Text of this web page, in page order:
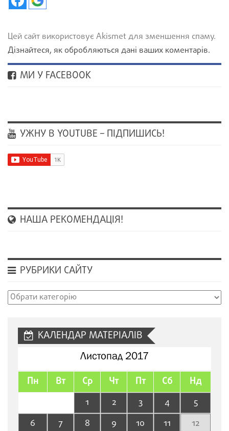
Цей сайт використовує Akismet для зменшення спаму.
Дізнайтеся, як обробляються дані ваших коментарів.
МИ У FACEBOOK
УЖНУ В YOUTUBE – ПІДПИШИСЬ!
НАША РЕКОМЕНДАЦІЯ!
РУБРИКИ САЙТУ
Рубрики
КАЛЕНДАР МАТЕРІАЛІВ
Листопад 2017
Пн Вт Ср Чт Пт Сб Нд
1 2 3 4
5
6
7 8 9 10 11
12